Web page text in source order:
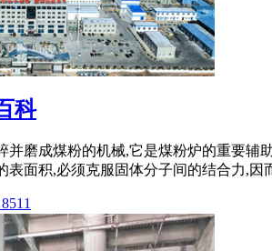
科
并磨成煤粉的机械,它是煤粉炉的重要
表面积,必须克服固体分子间的结合力,